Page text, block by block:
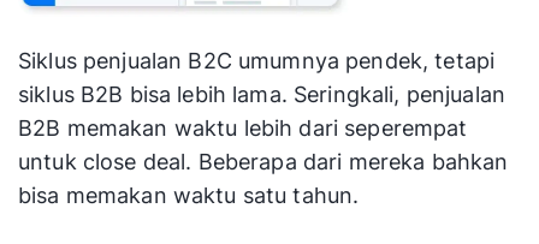
Siklus penjualan B2C umumnya pendek, tetapi
siklus B2B bisa lebih lama. Seringkali, penjualan
B2B memakan waktu lebih dari seperempat
untuk close deal. Beberapa dari mereka bahkan
bisa memakan waktu satu tahun.